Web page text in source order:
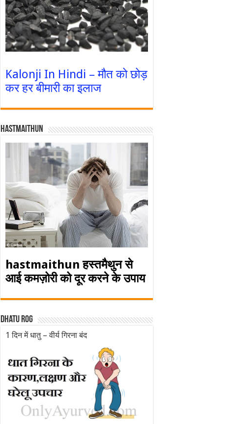
Kalonji In Hindi – मौत को छोड़
कर हर बीमारी का इलाज
Hastmaithun
hastmaithun हस्तमैथुन से
आई कमज़ोरी को दूर करने के उपाय
Dhatu rog
1 दिन में धातु – वीर्य गिरना बंद